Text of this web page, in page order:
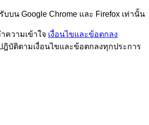
บบน Google Chrome และ Firefox เท่านั้น
ความเข้าใจ เงื่อนไขและข้อตกลง
ฎิบัติตามเงื่อนไขและข้อตกลงทุกประการ